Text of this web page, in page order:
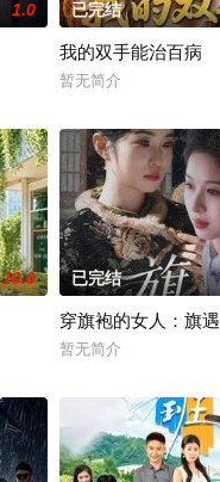
1.0 已完结
我的双手能治百病
暂无简介
10.0 已完结
穿旗袍的女人：旗遇
暂无简介